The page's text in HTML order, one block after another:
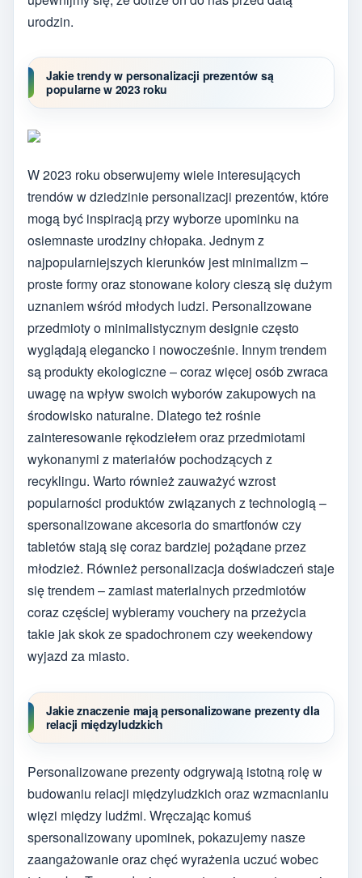
urodzin.
Jakie trendy w personalizacji prezentów są
popularne w 2023 roku
W 2023 roku obserwujemy wiele interesujących
trendów w dziedzinie personalizacji prezentów, które
mogą być inspiracją przy wyborze upominku na
osiemnaste urodziny chłopaka. Jednym z
najpopularniejszych kierunków jest minimalizm –
proste formy oraz stonowane kolory cieszą się dużym
uznaniem wśród młodych ludzi. Personalizowane
przedmioty o minimalistycznym designie często
wyglądają elegancko i nowocześnie. Innym trendem
są produkty ekologiczne – coraz więcej osób zwraca
uwagę na wpływ swoich wyborów zakupowych na
środowisko naturalne. Dlatego też rośnie
zainteresowanie rękodziełem oraz przedmiotami
wykonanymi z materiałów pochodzących z
recyklingu. Warto również zauważyć wzrost
popularności produktów związanych z technologią –
spersonalizowane akcesoria do smartfonów czy
tabletów stają się coraz bardziej pożądane przez
młodzież. Również personalizacja doświadczeń staje
się trendem – zamiast materialnych przedmiotów
coraz częściej wybieramy vouchery na przeżycia
takie jak skok ze spadochronem czy weekendowy
wyjazd za miasto.
Jakie znaczenie mają personalizowane prezenty dla
relacji międzyludzkich
Personalizowane prezenty odgrywają istotną rolę w
budowaniu relacji międzyludzkich oraz wzmacnianiu
więzi między ludźmi. Wręczając komuś
spersonalizowany upominek, pokazujemy nasze
zaangażowanie oraz chęć wyrażenia uczuć wobec